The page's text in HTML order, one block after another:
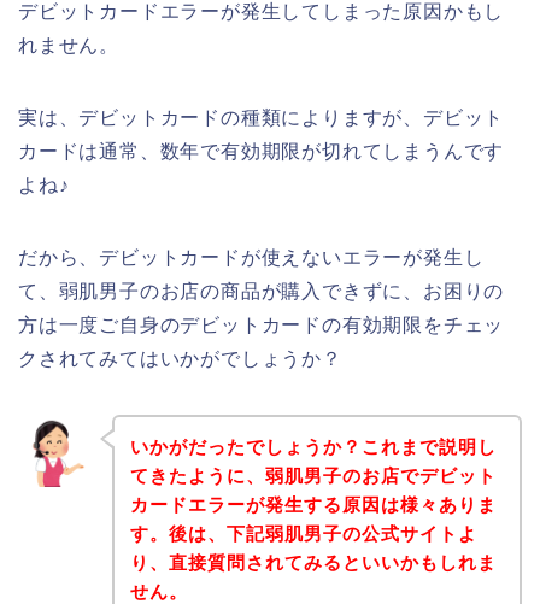
デビットカードエラーが発生してしまった原因かもし
れません。
実は、デビットカードの種類によりますが、デビット
カードは通常、数年で有効期限が切れてしまうんです
よね♪
だから、デビットカードが使えないエラーが発生し
て、弱肌男子のお店の商品が購入できずに、お困りの
方は一度ご自身のデビットカードの有効期限をチェッ
クされてみてはいかがでしょうか？
いかがだったでしょうか？これまで説明し
てきたように、弱肌男子のお店でデビット
カードエラーが発生する原因は様々ありま
す。後は、下記弱肌男子の公式サイトよ
り、直接質問されてみるといいかもしれま
せん。